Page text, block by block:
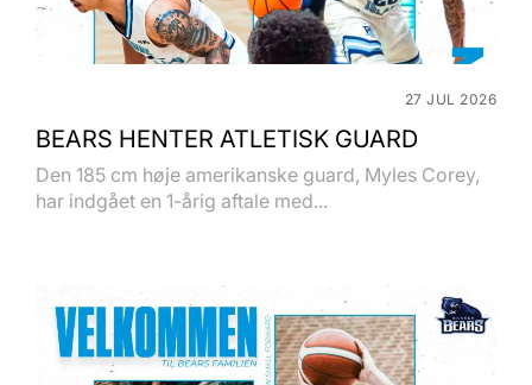
27 JUL 2026
BEARS HENTER ATLETISK GUARD
Den 185 cm høje amerikanske guard, Myles Corey,
har indgået en 1-årig aftale med...